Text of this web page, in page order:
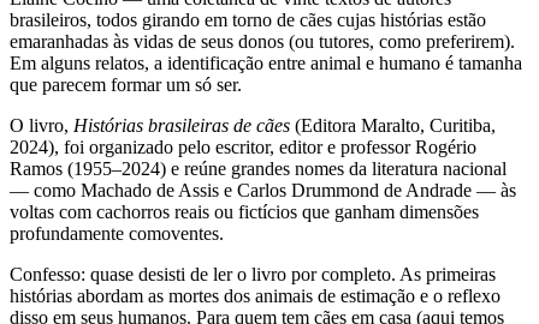
brasileiros, todos girando em torno de cães cujas histórias estão
emaranhadas às vidas de seus donos (ou tutores, como preferirem).
Em alguns relatos, a identificação entre animal e humano é tamanha
que parecem formar um só ser.
O livro, Histórias brasileiras de cães (Editora Maralto, Curitiba,
2024), foi organizado pelo escritor, editor e professor Rogério
Ramos (1955–2024) e reúne grandes nomes da literatura nacional
— como Machado de Assis e Carlos Drummond de Andrade — às
voltas com cachorros reais ou fictícios que ganham dimensões
profundamente comoventes.
Confesso: quase desisti de ler o livro por completo. As primeiras
histórias abordam as mortes dos animais de estimação e o reflexo
disso em seus humanos. Para quem tem cães em casa (aqui temos